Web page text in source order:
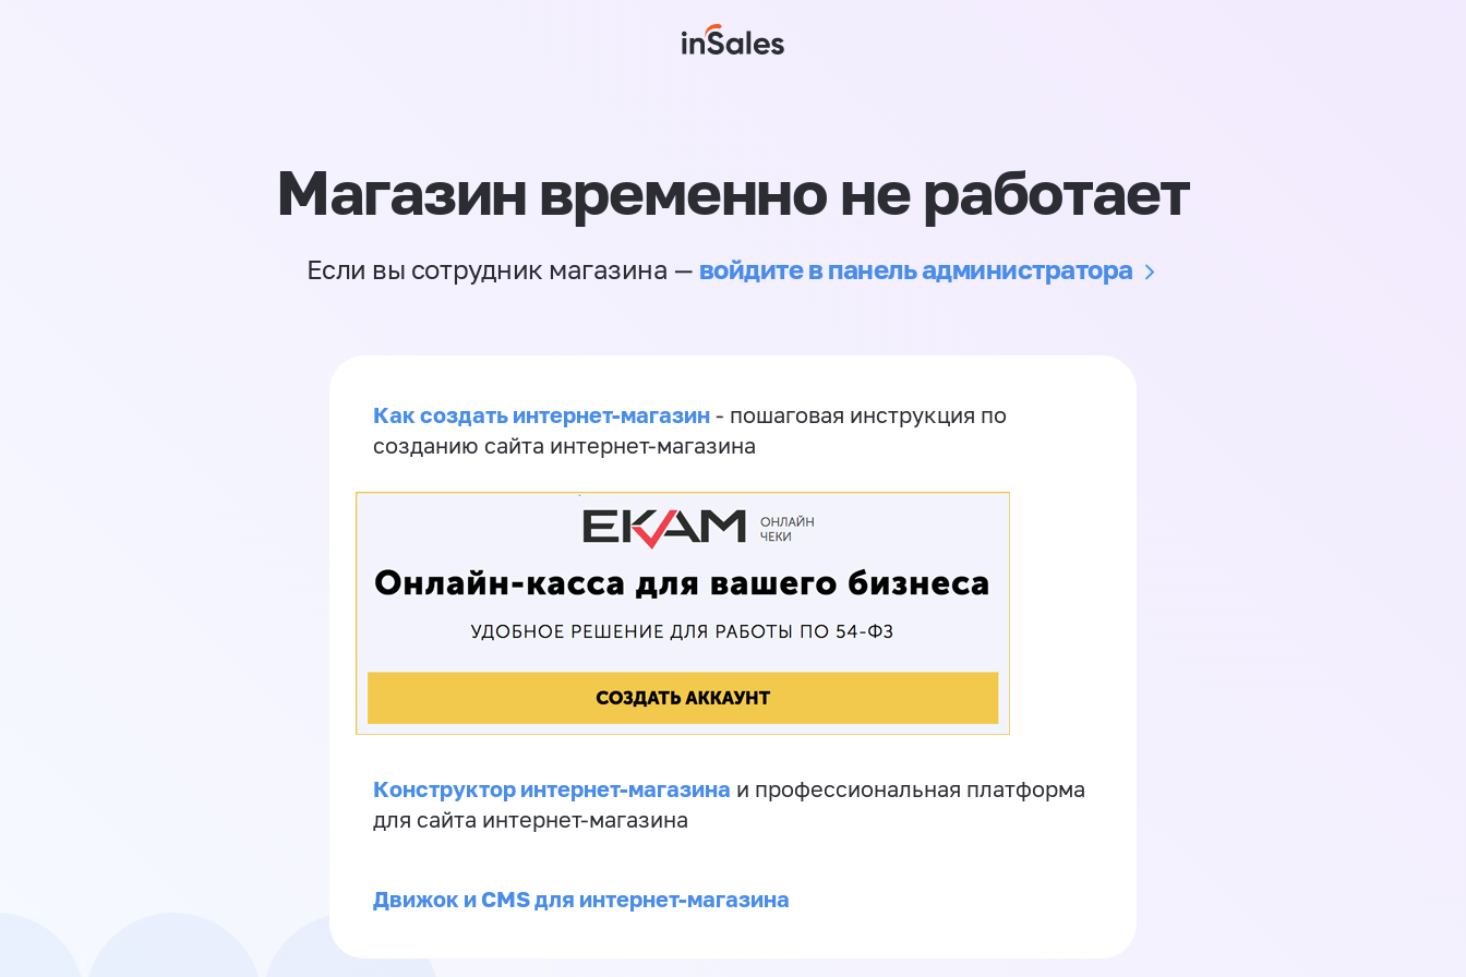
Магазин временно не работает
Если вы сотрудник магазина — войдите в панель администратора
Как создать интернет-магазин - пошаговая инструкция по
созданию сайта интернет-магазина
Конструктор интернет-магазина и профессиональная платформа
для сайта интернет-магазина
Движок и CMS для интернет-магазина